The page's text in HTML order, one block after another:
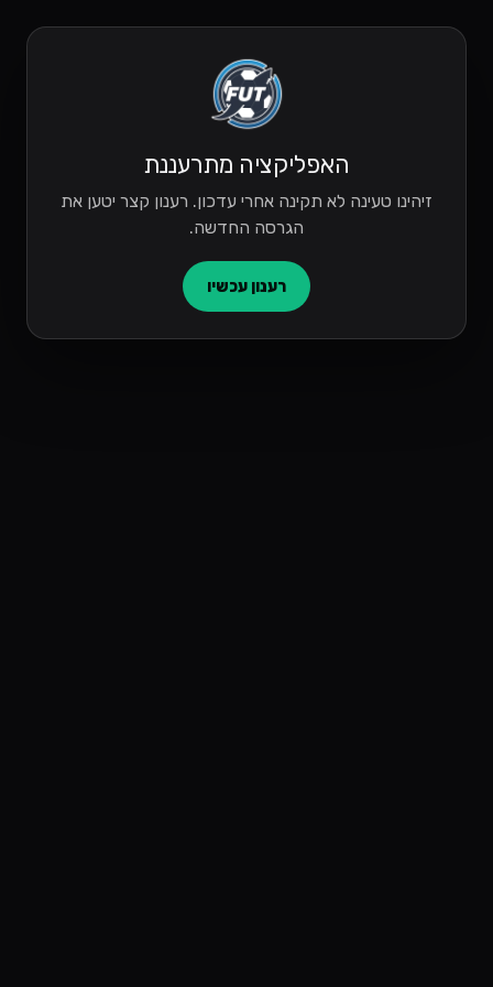
האפליקציה מתרעננת
זיהינו טעינה לא תקינה אחרי עדכון. רענון קצר יטען את
הגרסה החדשה.
רענון עכשיו